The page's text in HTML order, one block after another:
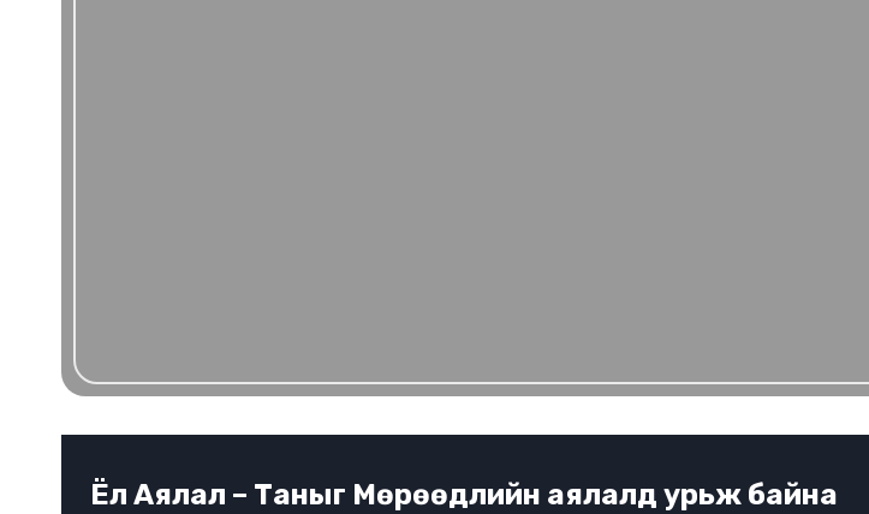
Ёл Аялал – Таныг Мөрөөдлийн аялалд урьж байна